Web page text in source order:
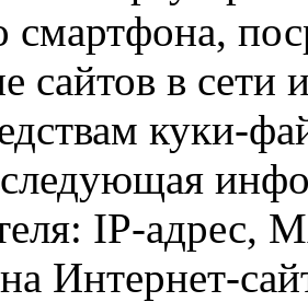
смартфона,
сайтов в сети
куки-
IP-адрес,
Интернет-